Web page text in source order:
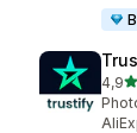
4,9
410